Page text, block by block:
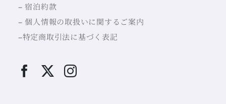
–宿泊約款
–個人情報の取扱いに関するご案内
–特定商取引法に基づく表記